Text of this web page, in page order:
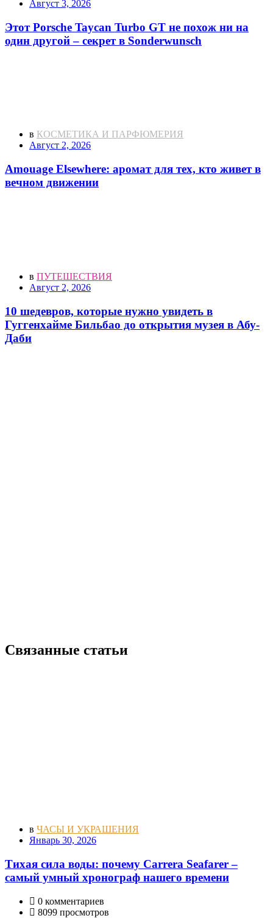
Август 3, 2026
Этот Porsche Taycan Turbo GT не похож ни на
один другой – секрет в Sonderwunsch
в КОСМЕТИКА И ПАРФЮМЕРИЯ
Август 2, 2026
Amouage Elsewhere: аромат для тех, кто живет в
вечном движении
в ПУТЕШЕСТВИЯ
Август 2, 2026
10 шедевров, которые нужно увидеть в
Гуггенхайме Бильбао до открытия музея в Абу-
Даби
Связанные статьи
в ЧАСЫ И УКРАШЕНИЯ
Январь 30, 2026
Тихая сила воды: почему Carrera Seafarer –
самый умный хронограф нашего времени
0 комментариев
8099 просмотров